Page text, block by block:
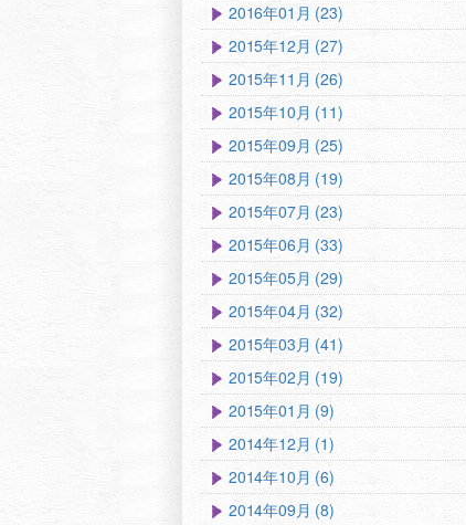
2016年01月 (23)
2015年12月 (27)
2015年11月 (26)
2015年10月 (11)
2015年09月 (25)
2015年08月 (19)
2015年07月 (23)
2015年06月 (33)
2015年05月 (29)
2015年04月 (32)
2015年03月 (41)
2015年02月 (19)
2015年01月 (9)
2014年12月 (1)
2014年10月 (6)
2014年09月 (8)